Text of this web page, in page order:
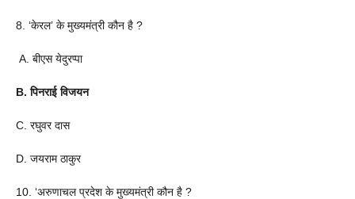
8. ‘केरल’ के मुख्यमंत्री कौन है ?
A. बीएस येदुरप्पा
B. पिनराई विजयन
C. रघुवर दास
D. जयराम ठाकुर
10. ‘अरुणाचल प्रदेश के मुख्यमंत्री कौन है ?